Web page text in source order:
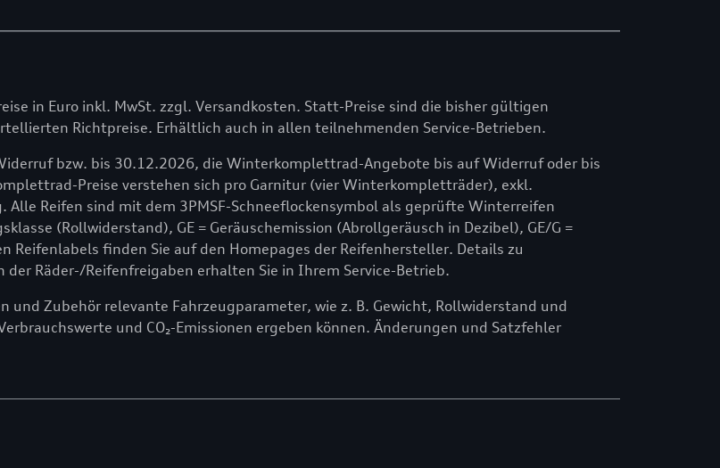
in Euro inkl. MwSt. zzgl. Versandkosten. Statt-Preise sind die bisher gültigen
Richtpreise. Erhältlich auch in allen teilnehmenden Service-Betrieben.
bzw. bis 30.12.2026, die Winterkomplettrad-Angebote bis auf Widerruf oder bis
Preise verstehen sich pro Garnitur (vier Winterkompletträder), exkl.
Reifen sind mit dem 3PMSF-Schneeflockensymbol als geprüfte Winterreifen
(Rollwiderstand), GE = Geräuschemission (Abrollgeräusch in Dezibel), GE/G =
Reifenlabels finden Sie auf den Homepages der Reifenhersteller. Details zu
Räder-/Reifenfreigaben erhalten Sie in Ihrem Service-Betrieb.
und Zubehör relevante Fahrzeugparameter, wie z. B. Gewicht, Rollwiderstand und
und CO₂-Emissionen ergeben können. Änderungen und Satzfehler